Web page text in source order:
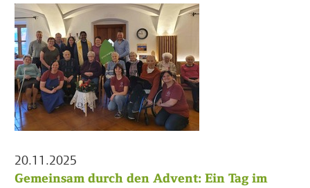
20.11.2025
Gemeinsam durch den Advent: Ein Tag im